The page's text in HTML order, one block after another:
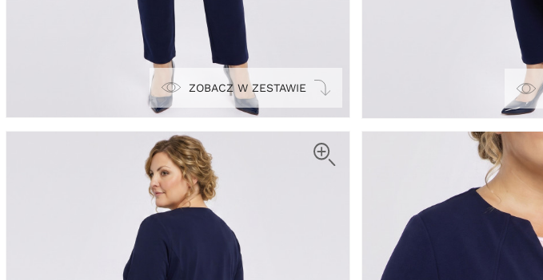
ZOBACZ W ZESTAWIE